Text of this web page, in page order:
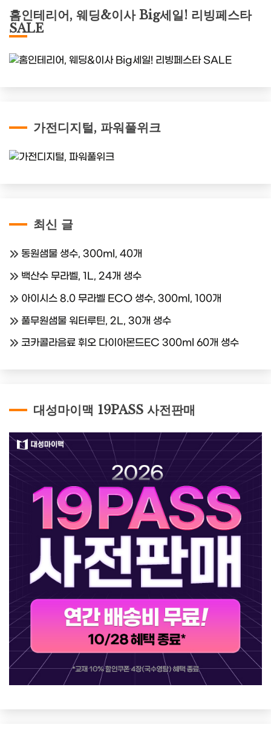
홈인테리어, 웨딩&이사 Big세일! 리빙페스타
SALE
가전디지털, 파워풀위크
최신 글
동원샘물 생수, 300ml, 40개
백산수 무라벨, 1L, 24개 생수
아이시스 8.0 무라벨 ECO 생수, 300ml, 100개
풀무원샘물 워터루틴, 2L, 30개 생수
코카콜라음료 휘오 다이아몬드EC 300ml 60개 생수
대성마이맥 19PASS 사전판매